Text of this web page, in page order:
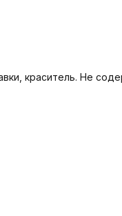
краситель. Не